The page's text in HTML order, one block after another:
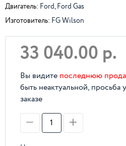
Двигатель: Ford, Ford Gas
Изготовитель: FG Wilson
33 040.00 р.
Вы видите последнюю
быть неактуальной, просьба
заказе